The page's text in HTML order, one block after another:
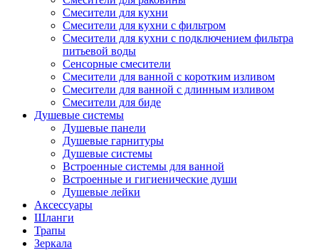
Смесители для кухни
Смесители для кухни с фильтром
Смесители для кухни с подключением фильтра
питьевой воды
Сенсорные смесители
Смесители для ванной с коротким изливом
Смесители для ванной с длинным изливом
Смесители для биде
Душевые системы
Душевые панели
Душевые гарнитуры
Душевые системы
Встроенные системы для ванной
Встроенные и гигиенические души
Душевые лейки
Аксессуары
Шланги
Трапы
Зеркала